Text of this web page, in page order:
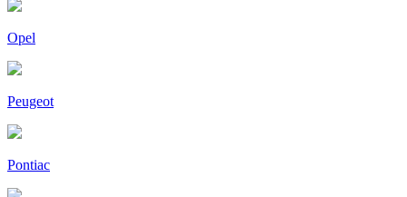
Opel
Peugeot
Pontiac